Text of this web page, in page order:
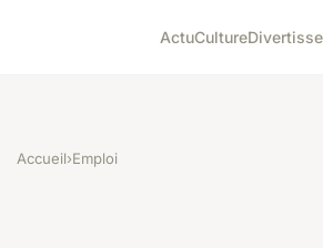
ActuCulture
Accueil›Emploi